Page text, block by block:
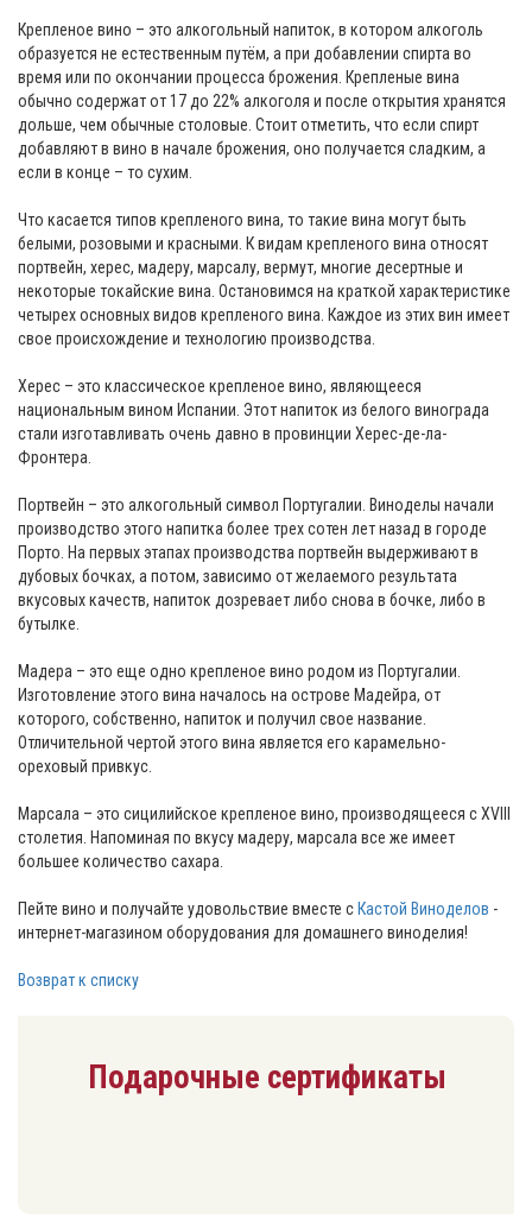
Крепленое вино – это алкогольный напиток, в котором алкоголь
образуется не естественным путём, а при добавлении спирта во
время или по окончании процесса брожения. Крепленые вина
обычно содержат от 17 до 22% алкоголя и после открытия хранятся
дольше, чем обычные столовые. Стоит отметить, что если спирт
добавляют в вино в начале брожения, оно получается сладким, а
если в конце – то сухим.
Что касается типов крепленого вина, то такие вина могут быть
белыми, розовыми и красными. К видам крепленого вина относят
портвейн, херес, мадеру, марсалу, вермут, многие десертные и
некоторые токайские вина. Остановимся на краткой характеристике
четырех основных видов крепленого вина. Каждое из этих вин имеет
свое происхождение и технологию производства.
Херес – это классическое крепленое вино, являющееся
национальным вином Испании. Этот напиток из белого винограда
стали изготавливать очень давно в провинции Херес-де-ла-
Фронтера.
Портвейн – это алкогольный символ Португалии. Виноделы начали
производство этого напитка более трех сотен лет назад в городе
Порто. На первых этапах производства портвейн выдерживают в
дубовых бочках, а потом, зависимо от желаемого результата
вкусовых качеств, напиток дозревает либо снова в бочке, либо в
бутылке.
Мадера – это еще одно крепленое вино родом из Португалии.
Изготовление этого вина началось на острове Мадейра, от
которого, собственно, напиток и получил свое название.
Отличительной чертой этого вина является его карамельно-
ореховый привкус.
Марсала – это сицилийское крепленое вино, производящееся с XVIII
столетия. Напоминая по вкусу мадеру, марсала все же имеет
большее количество сахара.
Пейте вино и получайте удовольствие вместе сКастой Виноделов -
интернет-магазином оборудования для домашнего виноделия!
Возврат к списку
Подарочные сертификаты